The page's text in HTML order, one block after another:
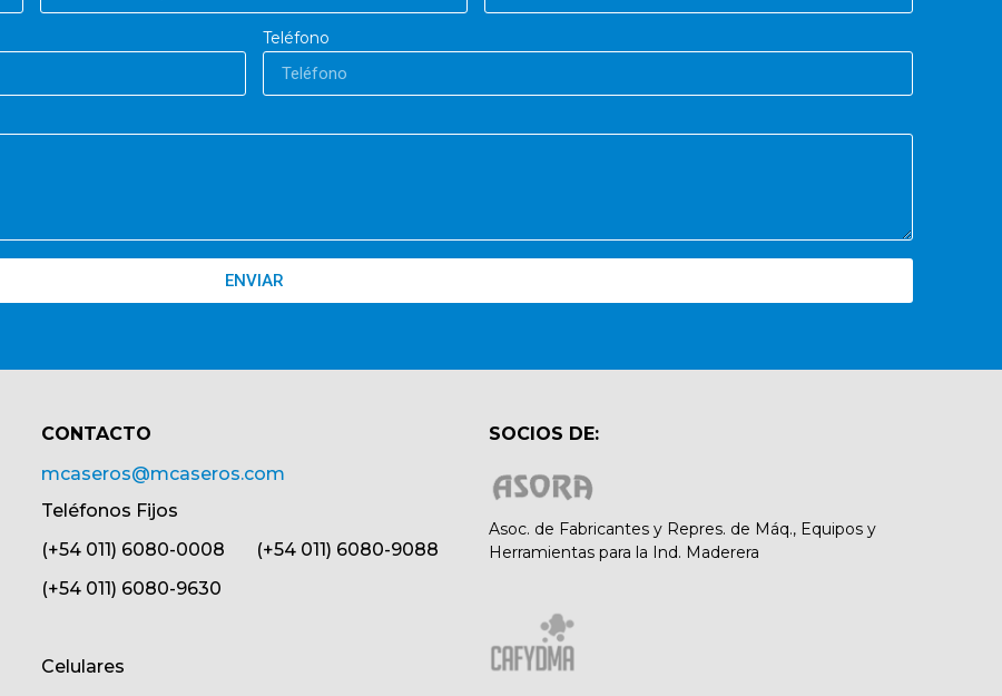
Teléfono
ENVIAR
CONTACTO​
mcaseros@mcaseros.com
Teléfonos Fijos
(+54 011) 6080-0008 (+54 011) 6080-9088
(+54 011) 6080-9630
Celulares
SOCIOS DE:
Asoc. de Fabricantes y Repres. de Máq., Equipos y
Herramientas para la Ind. Maderera